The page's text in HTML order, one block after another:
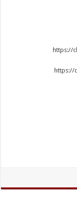
https://
https://